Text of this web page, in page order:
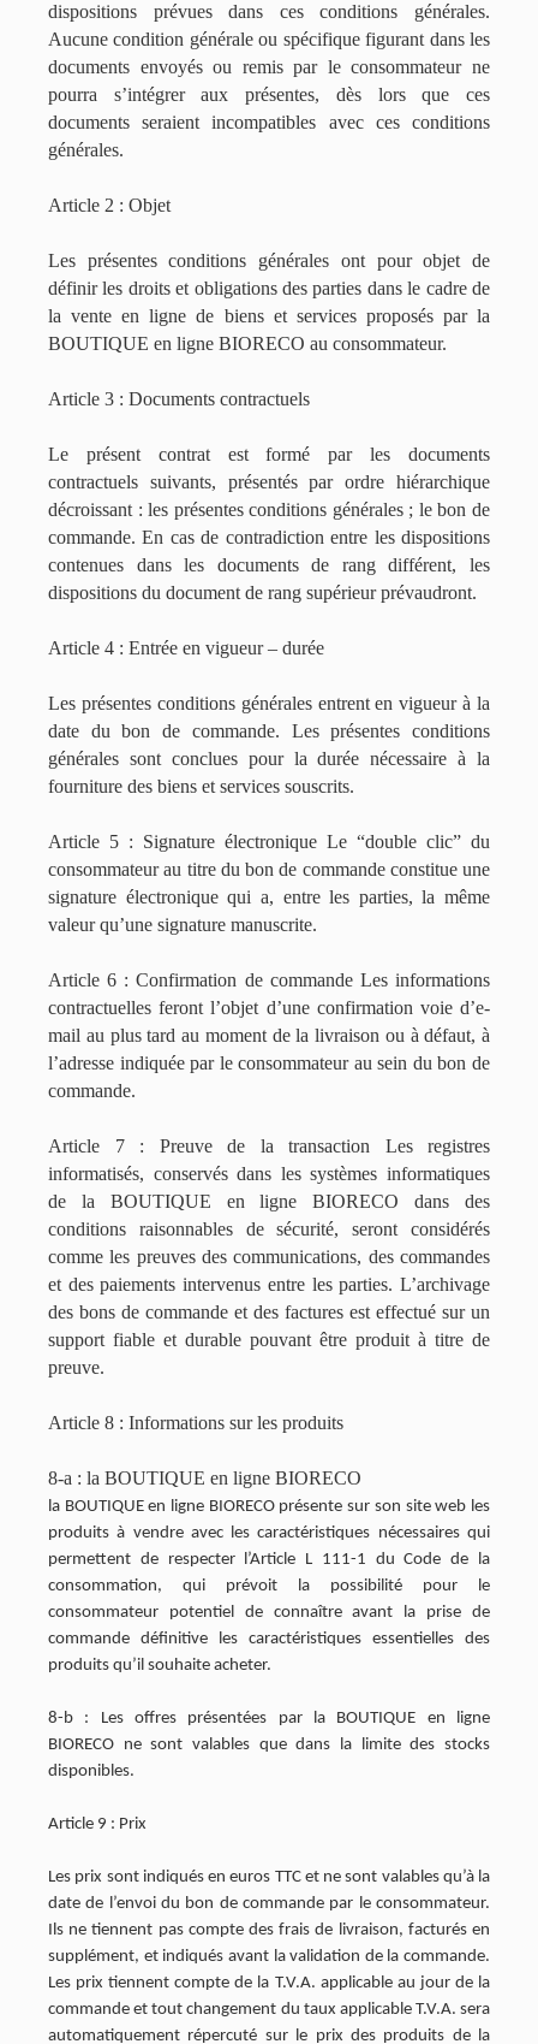
dispositions prévues dans ces conditions générales.
Aucune condition générale ou spécifique figurant dans les
documents envoyés ou remis par le consommateur ne
pourra s’intégrer aux présentes, dès lors que ces
documents seraient incompatibles avec ces conditions
générales.
Article 2 : Objet
Les présentes conditions générales ont pour objet de
définir les droits et obligations des parties dans le cadre de
la vente en ligne de biens et services proposés par la
BOUTIQUE en ligne BIORECO au consommateur.
Article 3 : Documents contractuels
Le présent contrat est formé par les documents
contractuels suivants, présentés par ordre hiérarchique
décroissant : les présentes conditions générales ; le bon de
commande. En cas de contradiction entre les dispositions
contenues dans les documents de rang différent, les
dispositions du document de rang supérieur prévaudront.
Article 4 : Entrée en vigueur – durée
Les présentes conditions générales entrent en vigueur à la
date du bon de commande. Les présentes conditions
générales sont conclues pour la durée nécessaire à la
fourniture des biens et services souscrits.
Article 5 : Signature électronique Le “double clic” du
consommateur au titre du bon de commande constitue une
signature électronique qui a, entre les parties, la même
valeur qu’une signature manuscrite.
Article 6 : Confirmation de commande Les informations
contractuelles feront l’objet d’une confirmation voie d’e-
mail au plus tard au moment de la livraison ou à défaut, à
l’adresse indiquée par le consommateur au sein du bon de
commande.
Article 7 : Preuve de la transaction Les registres
informatisés, conservés dans les systèmes informatiques
de la BOUTIQUE en ligne BIORECO dans des
conditions raisonnables de sécurité, seront considérés
comme les preuves des communications, des commandes
et des paiements intervenus entre les parties. L’archivage
des bons de commande et des factures est effectué sur un
support fiable et durable pouvant être produit à titre de
preuve.
Article 8 : Informations sur les produits
8-a : la BOUTIQUE en ligne BIORECO
la BOUTIQUE en ligne BIORECO présente sur son site web les
produits à vendre avec les caractéristiques nécessaires qui
permettent de respecter l’Article L 111-1 du Code de la
consommation, qui prévoit la possibilité pour le
consommateur potentiel de connaître avant la prise de
commande définitive les caractéristiques essentielles des
produits qu’il souhaite acheter.
8-b : Les offres présentées par la BOUTIQUE en ligne
BIORECO ne sont valables que dans la limite des stocks
disponibles.
Article 9 : Prix
Les prix sont indiqués en euros TTC et ne sont valables qu’à la
date de l’envoi du bon de commande par le consommateur.
Ils ne tiennent pas compte des frais de livraison, facturés en
supplément, et indiqués avant la validation de la commande.
Les prix tiennent compte de la T.V.A. applicable au jour de la
commande et tout changement du taux applicable T.V.A. sera
automatiquement répercuté sur le prix des produits de la